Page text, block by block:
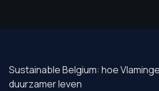
Sustainable Belgium: hoe
duurzamer leven